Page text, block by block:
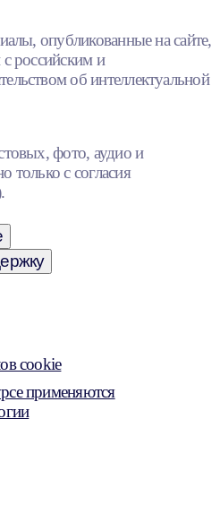
опубликованные на сайте,
российским и
об интеллектуальной
фото, аудио и
только с согласия
cookie
применяются